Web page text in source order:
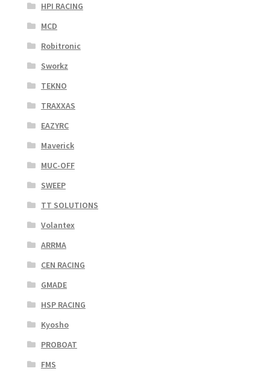
HPI RACING
MCD
Robitronic
Sworkz
TEKNO
TRAXXAS
EAZYRC
Maverick
MUC-OFF
SWEEP
TT SOLUTIONS
Volantex
ARRMA
CEN RACING
GMADE
HSP RACING
Kyosho
PROBOAT
FMS